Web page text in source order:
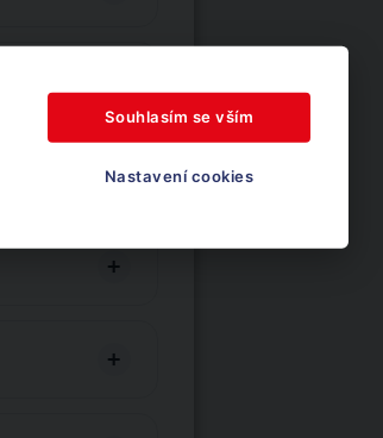
Souhlasím se vším
Nastavení cookies